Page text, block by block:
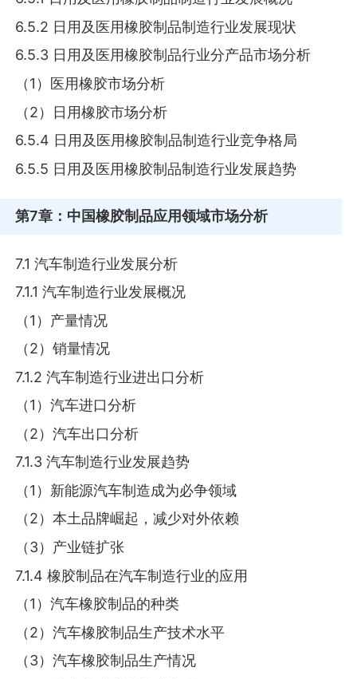
6.5.2 日用及医用橡胶制品制造行业发展现状
6.5.3 日用及医用橡胶制品行业分产品市场分析
（1）医用橡胶市场分析
（2）日用橡胶市场分析
6.5.4 日用及医用橡胶制品制造行业竞争格局
6.5.5 日用及医用橡胶制品制造行业发展趋势
第7章 ：中国橡胶制品应用领域市场分析
7.1 汽车制造行业发展分析
7.1.1 汽车制造行业发展概况
（1）产量情况
（2）销量情况
7.1.2 汽车制造行业进出口分析
（1）汽车进口分析
（2）汽车出口分析
7.1.3 汽车制造行业发展趋势
（1）新能源汽车制造成为必争领域
（2）本土品牌崛起，减少对外依赖
（3）产业链扩张
7.1.4 橡胶制品在汽车制造行业的应用
（1）汽车橡胶制品的种类
（2）汽车橡胶制品生产技术水平
（3）汽车橡胶制品生产情况